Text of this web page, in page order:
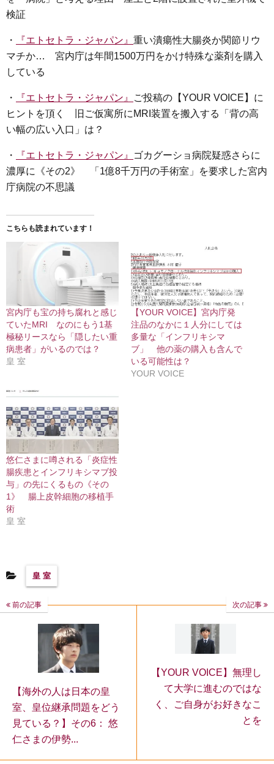
検証
・ 『エトセトラ・ジャパン』 重い潰瘍性大腸炎か関節リウ
マチか… 宮内庁は年間1500万円をかけ特殊な薬剤を購入
している
・ 『エトセトラ・ジャパン』
ご投稿の【YOUR VOICE】に
ヒントを頂く 旧ご仮寓所にMRI装置を搬入する「背の高
い幅の広い入口」は？
・ 『エトセトラ・ジャパン』
ゴカグーショ病院疑惑さらに
濃厚に《その2》 「1億8千万円の手術室」を要求した宮内
庁病院の不思議
こちらも読まれています！
宮内庁も宝の持ち腐れと感じ
ていたMRI なのにもう1基
極秘リースなら「隠したい重
病患者」がいるのでは？
皇 室
【YOUR VOICE】宮内庁発
注品のなかに１人分にしては
多量な「インフリキシマ
ブ」 他の薬の購入も含んで
いる可能性は？
YOUR VOICE
悠仁さまに噂される「炎症性
腸疾患とインフリキシマブ投
与」の先にくるもの《その
1》 腸上皮幹細胞の移植手
術
皇 室
皇 室
前の記事
【海外の人は日本の皇
室、皇位継承問題をどう
見ている？】その6： 悠
仁さまの伊勢...
次の記事
【YOUR VOICE】無理し
て大学に進むのではな
く、ご自身がお好きなこ
とを